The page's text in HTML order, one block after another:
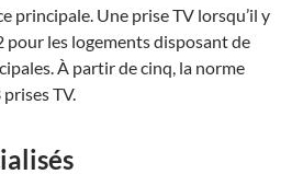
principale. Une prise TV lorsqu’il y
pour les logements disposant de
À partir de cinq, la norme
TV.